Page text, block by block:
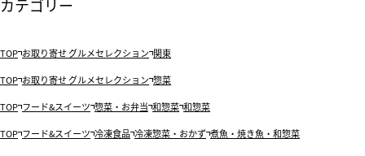
カテゴリー
TOP お取り寄せ グルメセレクション 関東
TOP お取り寄せ グルメセレクション 惣菜
TOP フード&スイーツ 惣菜・お弁当 和惣菜 和惣菜
TOP フード&スイーツ 冷凍食品 冷凍惣菜・おかず 煮魚・焼き魚・和惣菜